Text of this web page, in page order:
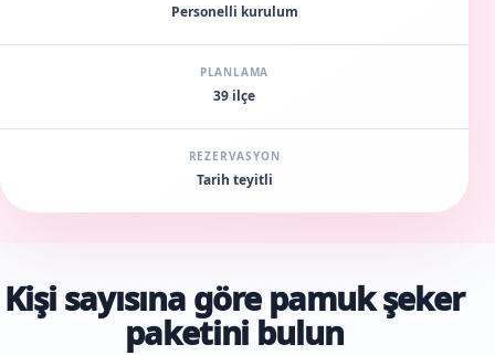
Personelli kurulum
PLANLAMA
39 ilçe
REZERVASYON
Tarih teyitli
Kişi sayısına göre pamuk şeker
paketini bulun